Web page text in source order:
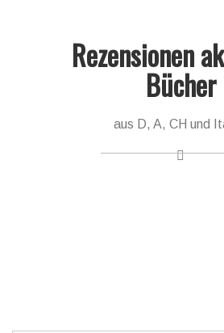
Rezensionen
Bücher
aus D, A, CH und